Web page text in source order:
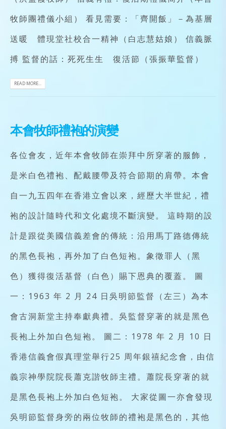
牧師團禮儀小組） 看見需要：「齊開飯」－為基層
送暖 體現堂社校合一精神（白志慧姑娘） 信義脈
搏 監督的話：死死生生 復活節（張振華監督）
READ MORE...
本會牧師禮袍的演變
各位會友，近年本會牧師在崇拜中所穿著的服飾，
是米白色禮袍、配戴腰帶及符合節期的肩帶。本會
自一九五四年在香港立會以來，經歷大半世紀，禮
袍的設計隨時代和文化處境不斷演變。 這時期的設
計是跟從美國信義差會的傳統：沿用馬丁路德傳統
的黑色長袍，再外加了白色短袍。象徵罪人（黑
色）獲得復活基督（白色）賜下恩典的覆蓋。 圖
一：1963 年 2 月 24 日吳明節監督（左三）為本
會古洞新堂主持奉獻典禮。吳監督穿著的就是黑色
長袍上外加白色短袍。 圖二：1978 年 2 月 10 日
香港信義會假真理堂舉行25 周年銀禧紀念會，由信
義宗神學院院長蕭克諧牧師主禮。蕭院長穿著的就
是黑色長袍上外加白色短袍。 大家從圖一亦會發現
吳明節監督身旁的兩位牧師的禮袍是黑色的，其他